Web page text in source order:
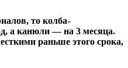
то колба-
а канюли — на 3 месяца.
раньше этого срока,